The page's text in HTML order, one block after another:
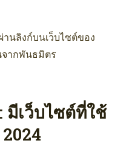
นลิงก์บนเว็บไซต์ของ
จากพันธมิตร
มีเว็บไซต์ที่ใช้